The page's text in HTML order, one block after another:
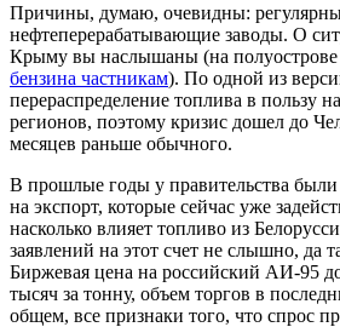
Причины, думаю, очевидны:
нефтеперерабатывающие заводы. О
Крыму вы наслышаны (на полуострове
бензина частникам). По одной из
перераспределение топлива в пользу
регионов, поэтому кризис дошел до
месяцев раньше обычного.
В прошлые годы у правительства были
на экспорт, которые сейчас уже
насколько влияет топливо из
заявлений на этот счет не слышно, да
Биржевая цена на российский АИ-95
тысяч за тонну, объем торгов в
общем, все признаки того, что спрос